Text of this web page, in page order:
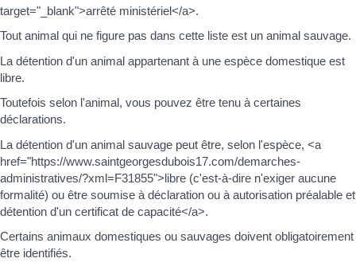
target="_blank">arrêté ministériel</a>.
Tout animal qui ne figure pas dans cette liste est un animal sauvage.
La détention d'un animal appartenant à une espèce domestique est
libre.
Toutefois selon l'animal, vous pouvez être tenu à certaines
déclarations.
La détention d'un animal sauvage peut être, selon l'espèce, <a
href="https://www.saintgeorgesdubois17.com/demarches-
administratives/?xml=F31855">libre (c'est-à-dire n'exiger aucune
formalité) ou être soumise à déclaration ou à autorisation préalable et
détention d'un certificat de capacité</a>.
Certains animaux domestiques ou sauvages doivent obligatoirement
être identifiés.